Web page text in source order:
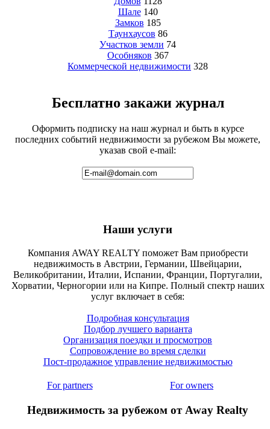
Шале 140
Замков 185
Таунхаусов 86
Участков земли 74
Особняков 367
Коммерческой недвижимости 328
Бесплатно закажи журнал
Оформить подписку на наш журнал и быть в курсе
последних событий недвижимости за рубежом Вы можете,
указав свой e-mail:
Наши услуги
Компания AWAY REALTY поможет Вам приобрести
недвижимость в Австрии, Германии, Швейцарии,
Великобритании, Италии, Испании, Франции, Португалии,
Хорватии, Черногории или на Кипре. Полный спектр наших
услуг включает в себя:
Подробная консультация
Подбор лучшего варианта
Организация поездки и просмотров
Сопровождение во время сделки
Пост-продажное управление недвижимостью
For partners For owners
Недвижимость за рубежом от Away Realty